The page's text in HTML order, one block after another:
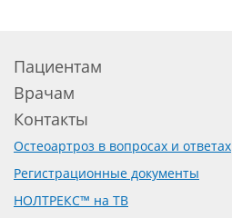
Пациентам
Врачам
Контакты
Остеоартроз в вопросах и ответах
Регистрационные документы
НОЛТРЕКС™ на ТВ